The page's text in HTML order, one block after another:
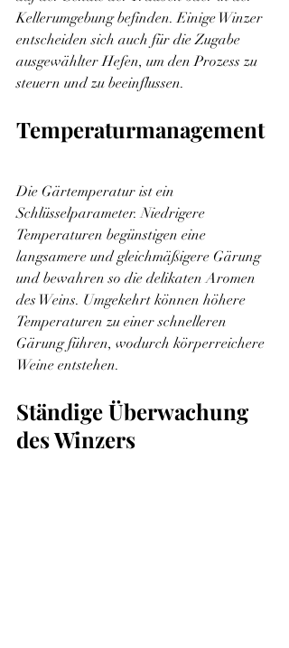
Kellerumgebung befinden. Einige Winzer
entscheiden sich auch für die Zugabe
ausgewählter Hefen, um den Prozess zu
steuern und zu beeinflussen.
Temperaturmanagement
Die Gärtemperatur ist ein
Schlüsselparameter. Niedrigere
Temperaturen begünstigen eine
langsamere und gleichmäßigere Gärung
und bewahren so die delikaten Aromen
des Weins. Umgekehrt können höhere
Temperaturen zu einer schnelleren
Gärung führen, wodurch körperreichere
Weine entstehen.
Ständige Überwachung
des Winzers